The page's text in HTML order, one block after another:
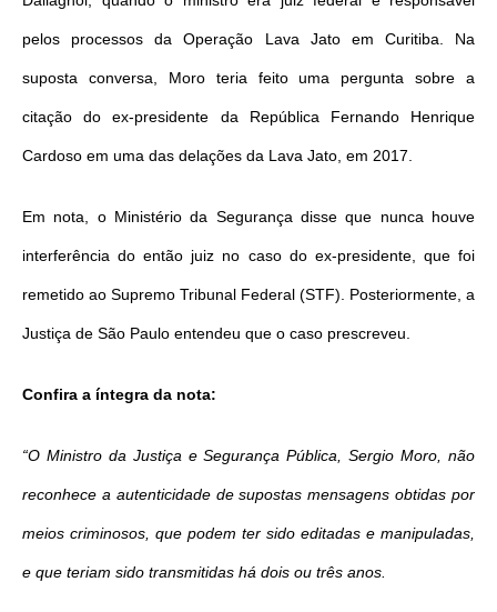
pelos processos da Operação Lava Jato em Curitiba. Na
suposta conversa, Moro teria feito uma pergunta sobre a
citação do ex-presidente da República Fernando Henrique
Cardoso em uma das delações da Lava Jato, em 2017.
Em nota, o Ministério da Segurança disse que nunca houve
interferência do então juiz no caso do ex-presidente, que foi
remetido ao Supremo Tribunal Federal (STF). Posteriormente, a
Justiça de São Paulo entendeu que o caso prescreveu.
Confira a íntegra da nota:
“O Ministro da Justiça e Segurança Pública, Sergio Moro, não
reconhece a autenticidade de supostas mensagens obtidas por
meios criminosos, que podem ter sido editadas e manipuladas,
e que teriam sido transmitidas há dois ou três anos.